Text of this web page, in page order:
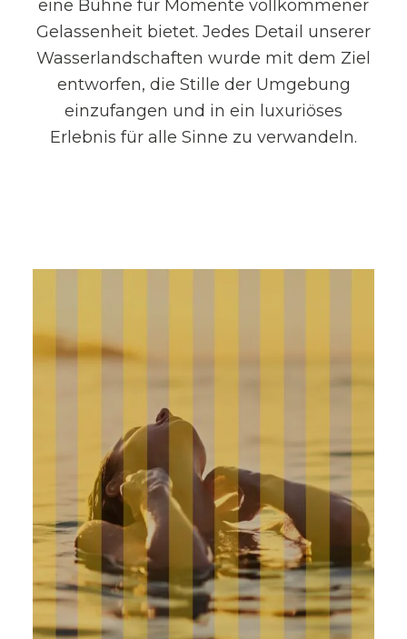
eine Bühne für Momente vollkommener
Gelassenheit bietet. Jedes Detail unserer
Wasserlandschaften wurde mit dem Ziel
entworfen, die Stille der Umgebung
einzufangen und in ein luxuriöses
Erlebnis für alle Sinne zu verwandeln.